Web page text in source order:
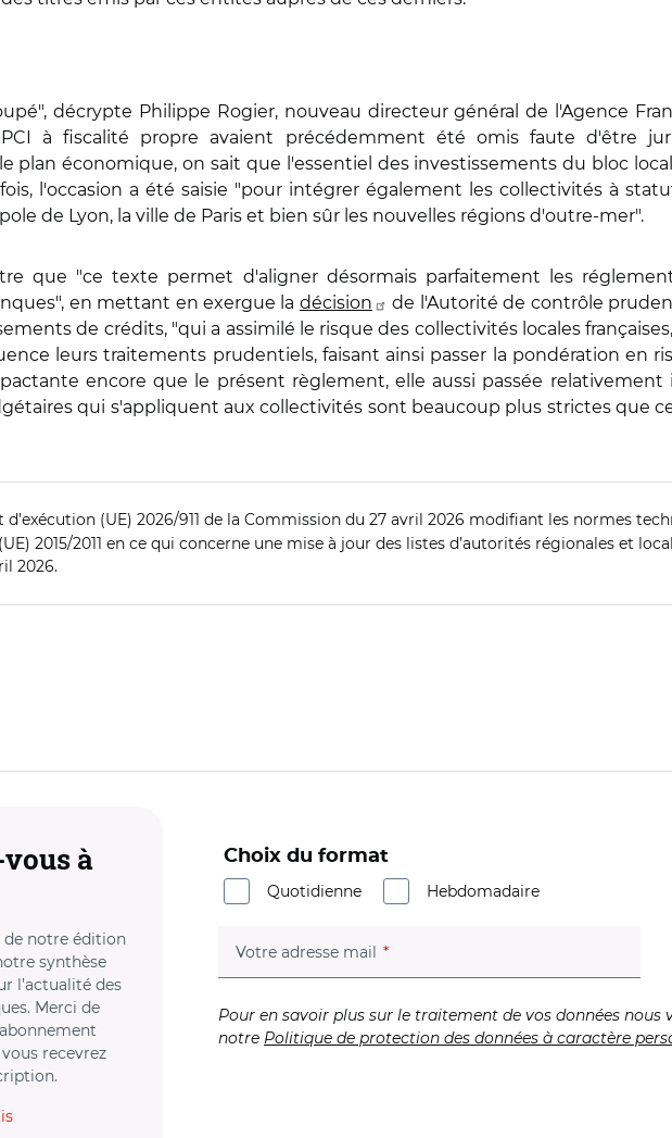
décrypte Philippe Rogier, nouveau directeur général de l'Agence
à fiscalité propre avaient précédemment été omis faute d'être
plan économique, on sait que l'essentiel des investissements du bloc
l'occasion a été saisie "pour intégrer également les collectivités à
de Lyon, la ville de Paris et bien sûr les nouvelles régions d'outre-mer".
que "ce texte permet d'aligner désormais parfaitement les
en mettant en exergue la décision
de l'Autorité de contrôle
de crédits, "qui a assimilé le risque des collectivités locales
leurs traitements prudentiels, faisant ainsi passer la pondération en
encore que le présent règlement, elle aussi passée
qui s'appliquent aux collectivités sont beaucoup plus strictes que
(UE) 2026/911 de la Commission du 27 avril 2026 modifiant les normes
2015/2011 en ce qui concerne une mise à jour des listes d’autorités régionales et
2026.
à
de notre édition
synthèse
l’actualité des
Merci de
recevrez
Choix du format
Quotidienne
Hebdomadaire
Votre adresse mail (champ obligatoire)
Pour en savoir plus sur le traitement de vos données nous
notre Politique de protection des données à caractère